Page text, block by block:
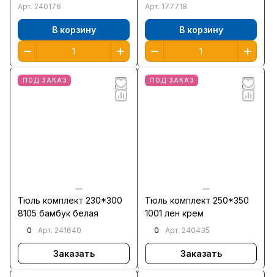
Арт. 240176
В корзину
Арт. 177718
В корзину
ПОД ЗАКАЗ
Тюль комплект 230*300
8105 бамбук белая
0 Арт. 241640
Заказать
ПОД ЗАКАЗ
Тюль комплект 250*350
1001 лен крем
0 Арт. 240435
Заказать